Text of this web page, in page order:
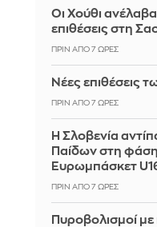
Οι Χούθι
επιθέσεις στη
ΠΡΙΝ ΑΠΌ 7 ΏΡΕΣ
Νέες επιθέσεις
ΠΡΙΝ ΑΠΌ 7 ΏΡΕΣ
Η Σλοβενία
Παίδων στη
Ευρωμπάσκετ
ΠΡΙΝ ΑΠΌ 7 ΏΡΕΣ
Πυροβολισμοί